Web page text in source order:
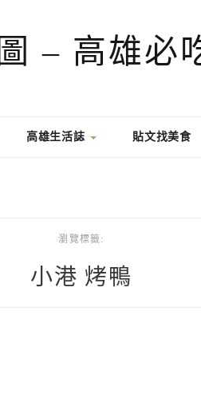
高雄生活誌 貼文找美食
瀏覽標籤:
小港 烤鴨